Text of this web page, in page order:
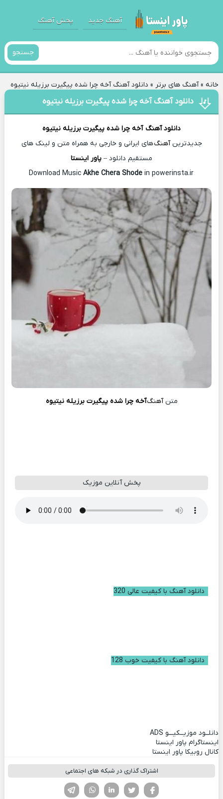
آهنگ جدید پخش آهنگ
جستجو
خانه»آهنگ های برتر » دانلود آهنگ آخه چرا شده پیگیرت برزیله نیتیوه
دانلود آهنگ آخه چرا شده پیگیرت برزیله نیتیوه
دانلود آهنگ آخه چرا شده پیگیرت برزیله نیتیوه
جدیدترینآهنگهای ایرانی و خارجی به همراه متن و لینک های
مستقیم دانلود – پاور اینستا
Akhe Chera Shode in powerinsta.ir
متنآهنگآخه چرا شده پیگیرت برزیله نیتیوه
پخش آنلاین موزیک
دانلود آهنگ با کیفیت عالی 320
دانلود آهنگ با کیفیت خوب 128
دانلــود موزیــکیـــو ADS
اینستاگرام پاور اینستا
کانال روبیکا پاور اینستا
اشتراک گذاری در شبکه های اجتماعی
لینکدین تویتر
فیسوک